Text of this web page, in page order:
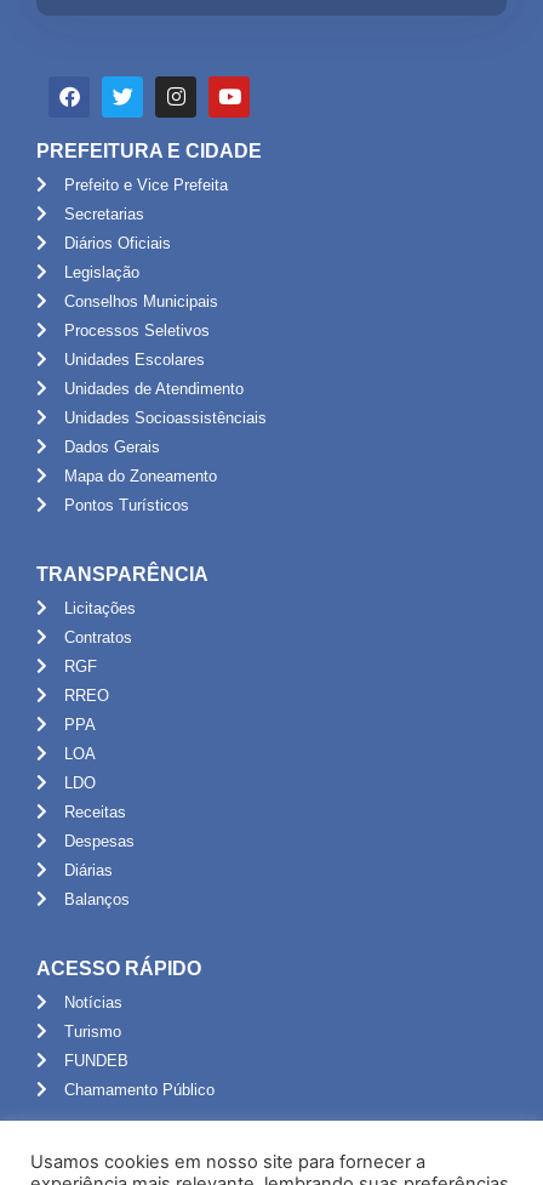
PREFEITURA E CIDADE
Prefeito e Vice Prefeita
Secretarias
Diários Oficiais
Legislação
Conselhos Municipais
Processos Seletivos
Unidades Escolares
Unidades de Atendimento
Unidades Socioassistênciais
Dados Gerais
Mapa do Zoneamento
Pontos Turísticos
TRANSPARÊNCIA
Licitações
Contratos
RGF
RREO
PPA
LOA
LDO
Receitas
Despesas
Diárias
Balanços
ACESSO RÁPIDO
Notícias
Turismo
FUNDEB
Chamamento Público
Portal do Servidor
Usamos cookies em nosso site para fornecer a